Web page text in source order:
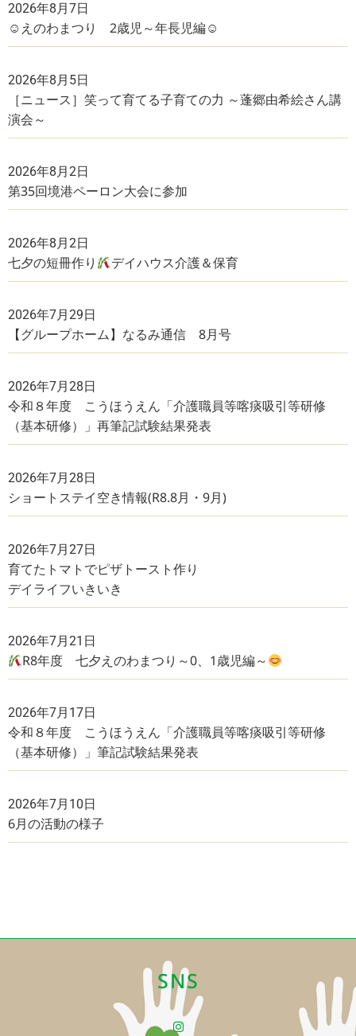
2026年8月7日
☺えのわまつり 2歳児～年長児編☺
2026年8月5日
［ニュース］笑って育てる子育ての力 ～蓬郷由希絵さん講
演会～
2026年8月2日
第35回境港ペーロン大会に参加
2026年8月2日
七夕の短冊作り デイハウス介護＆保育
2026年7月29日
【グループホーム】なるみ通信 8月号
2026年7月28日
令和８年度 こうほうえん「介護職員等喀痰吸引等研修
（基本研修）」再筆記試験結果発表
2026年7月28日
ショートステイ空き情報(R8.8月・9月)
2026年7月27日
育てたトマトでピザトースト作り
デイライフいきいき
2026年7月21日
R8年度 七夕えのわまつり～0、1歳児編～
2026年7月17日
令和８年度 こうほうえん「介護職員等喀痰吸引等研修
（基本研修）」筆記試験結果発表
2026年7月10日
6月の活動の様子
SNS